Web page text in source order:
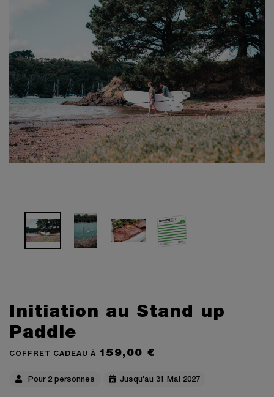
Initiation au Stand up
Paddle
COFFRET CADEAU À 159,00 €
Pour 2 personnes Jusqu'au 31 Mai 2027